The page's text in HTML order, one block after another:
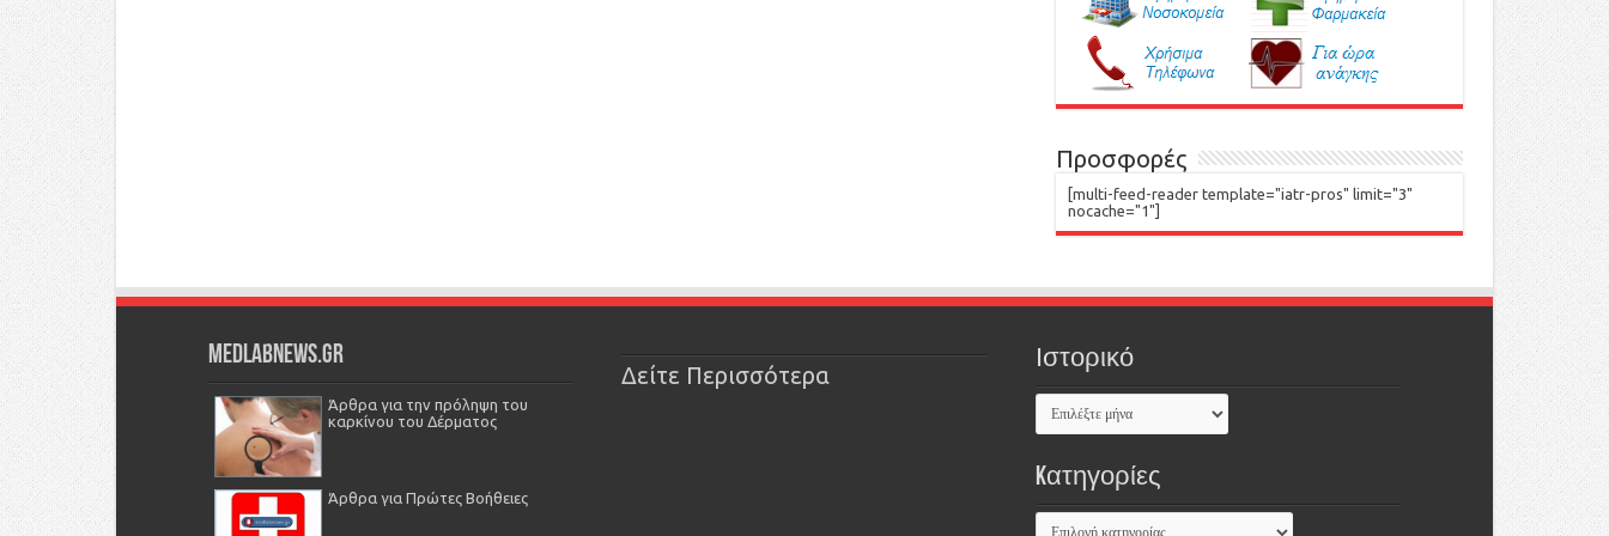
Προσφορές
[multi-feed-reader template="iatr-pros" limit="3"
nocache="1"]
Medlabnews.gr
Άρθρα για την πρόληψη του
καρκίνου του Δέρματος
Άρθρα για Πρώτες Βοήθειες
Δείτε Περισσότερα
Ιστορικό
Kατηγορίες